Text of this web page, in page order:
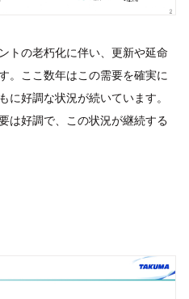
トの老朽化に伴い、更新や延命
。ここ数年はこの需要を確実に
に好調な状況が続いています。
は好調で、この状況が継続する